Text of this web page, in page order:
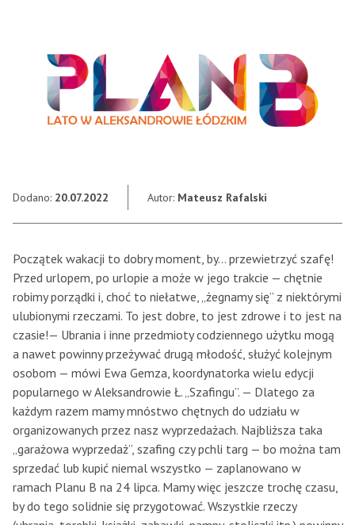
Dodano: 20.07.2022 Autor: Mateusz Rafalski
Początek wakacji to dobry moment, by… przewietrzyć szafę!
Przed urlopem, po urlopie a może w jego trakcie — chętnie
robimy porządki i, choć to niełatwe, „żegnamy się” z niektórymi
ulubionymi rzeczami. To jest dobre, to jest zdrowe i to jest na
czasie!— Ubrania i inne przedmioty codziennego użytku mogą
a nawet powinny przeżywać drugą młodość, służyć kolejnym
osobom — mówi Ewa Gemza, koordynatorka wielu edycji
popularnego w Aleksandrowie Ł. „Szafingu”. — Dlatego za
każdym razem mamy mnóstwo chętnych do udziału w
organizowanych przez nasz wyprzedażach. Najbliższa taka
„garażowa wyprzedaż”, szafing czy pchli targ — bo można tam
sprzedać lub kupić niemal wszystko — zaplanowano w
ramach Planu B na 24 lipca. Mamy więc jeszcze trochę czasu,
by do tego solidnie się przygotować. Wszystkie rzeczy